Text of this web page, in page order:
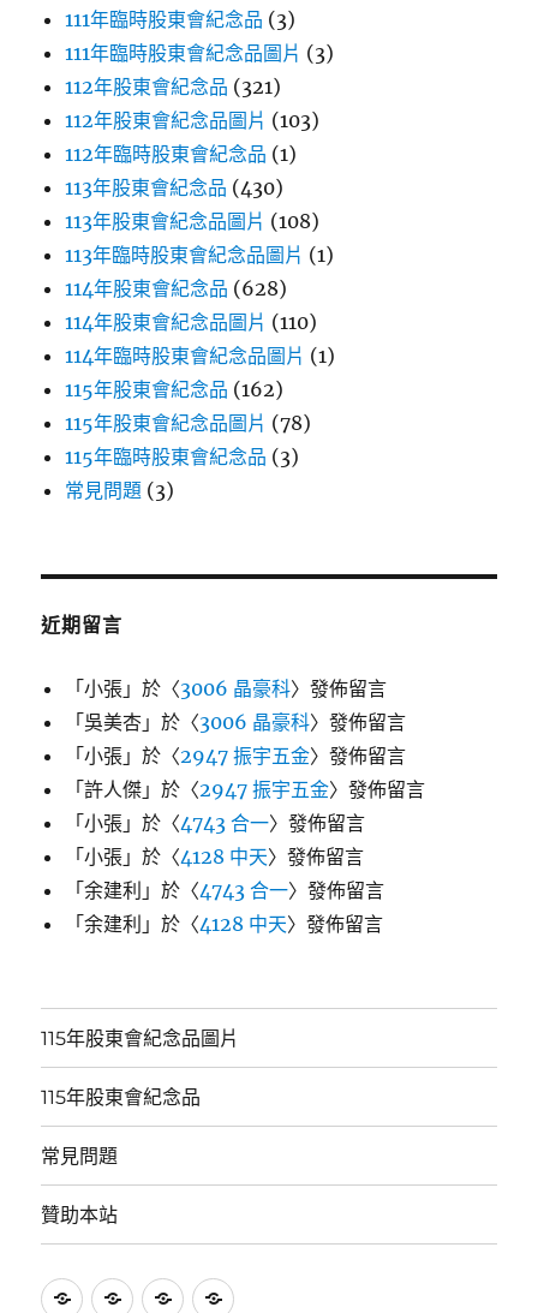
111年臨時股東會紀念品 (3)
111年臨時股東會紀念品圖片 (3)
112年股東會紀念品 (321)
112年股東會紀念品圖片 (103)
112年臨時股東會紀念品 (1)
113年股東會紀念品 (430)
113年股東會紀念品圖片 (108)
113年臨時股東會紀念品圖片 (1)
114年股東會紀念品 (628)
114年股東會紀念品圖片 (110)
114年臨時股東會紀念品圖片 (1)
115年股東會紀念品 (162)
115年股東會紀念品圖片 (78)
115年臨時股東會紀念品 (3)
常見問題 (3)
近期留言
「小張 」於〈3006 晶豪科〉發佈留言
「吳美杏 」於〈3006 晶豪科〉發佈留言
「小張 」於〈2947 振宇五金〉發佈留言
「許人傑 」於〈2947 振宇五金〉發佈留言
「小張 」於〈4743 合一〉發佈留言
「小張 」於〈4128 中天〉發佈留言
「余建利 」於〈4743 合一〉發佈留言
「余建利 」於〈4128 中天〉發佈留言
115年股東會紀念品圖片
115年股東會紀念品
常見問題
贊助本站
115 115 常 贊